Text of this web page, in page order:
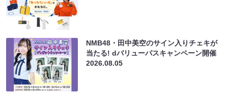
NMB48・田中美空のサイン入りチェキが
当たる! dバリューパスキャンペーン開催
2026.08.05